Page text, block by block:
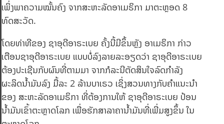
ເພິ່ງພາຄວາມໝັ້ນຄົງ ຈາກສະຫະລັດອາເມຣິກາ ມາຕະຫຼອດ 8
ທົດສະວັດ.
ໂດຍທ່າທີຂອງ ຊາອຸດີອາຣະເບຍ ຄັ້ງນີ້ມີຂຶ້ນຫຼັງ ອາເມຣິກາ ກ່າວ
ເຕືອນຊາອຸດີອາຣະເບຍ ແບບບໍ່ລົງລາຍລະອຽດວ່າ ຊາອຸດີອາຣະເບຍ
ຕ້ອງປະເຊີນກັບຜົນທີ່ຕາມມາ ຈາກກໍລະນີຕັດສິນໃຈລົດກຳລັງ
ຜະລິດນໍ້າມັນລົງ ມື້ລະ 2 ລ້ານບາເຣວ ເຊິ່ງສວນທາງກັບຄຳແນະນຳ
ຂອງ ສະຫະລັດອາເມຣິກາ ທີ່ຕ້ອງການໃຫ້ ຊາອຸດີອາຣະເບຍ ປ້ອນ
ນໍ້າມັນເຂົ້າຕະຫຼາດໂລກ ເພື່ອຮັກສາລາຄານໍ້າມັນທີ່ເພີ່ມສູງຂຶ້ນ ໃນ